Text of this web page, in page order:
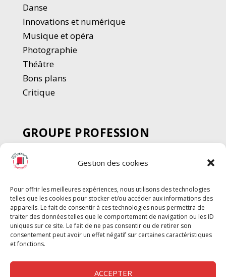
Gestion des cookies
Pour offrir les meilleures expériences, nous utilisons des technologies
telles que les cookies pour stocker et/ou accéder aux informations des
appareils. Le fait de consentir à ces technologies nous permettra de
traiter des données telles que le comportement de navigation ou les ID
uniques sur ce site. Le fait de ne pas consentir ou de retirer son
consentement peut avoir un effet négatif sur certaines caractéristiques
et fonctions.
ACCEPTER
Danse
Innovations et numérique
Musique et opéra
Photographie
Théâtre
Bons plans
Critique
GROUPE PROFESSION
SPECTACLE
Chèque Intermittents
Chèque Compta
Chèque Emploi Spectacle
G-Pods
Profession Audio-visuel